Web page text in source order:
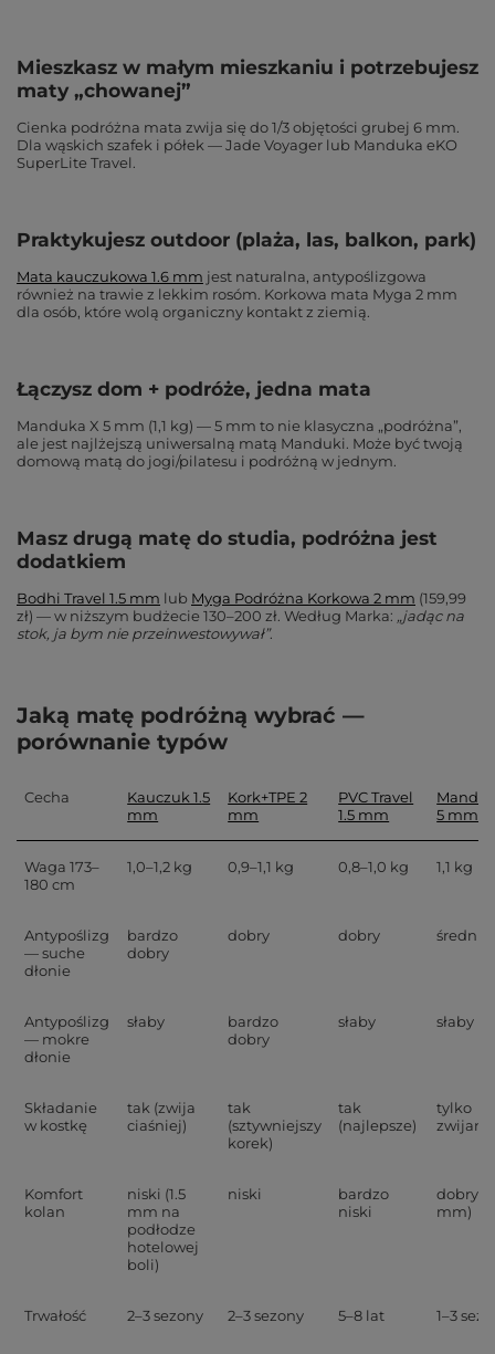
Mieszkasz w małym mieszkaniu i potrzebujesz
maty „chowanej”
Cienka podróżna mata zwija się do 1/3 objętości grubej 6 mm.
Dla wąskich szafek i półek — Jade Voyager lub Manduka eKO
SuperLite Travel.
Praktykujesz outdoor (plaża, las, balkon, park)
Mata kauczukowa 1.6 mm jest naturalna, antypoślizgowa
również na trawie z lekkim rosóm. Korkowa mata Myga 2 mm
dla osób, które wolą organiczny kontakt z ziemią.
Łączysz dom + podróże, jedna mata
Manduka X 5 mm (1,1 kg) — 5 mm to nie klasyczna „podróżna”,
ale jest najlżejszą uniwersalną matą Manduki. Może być twoją
domową matą do jogi/pilatesu i podróżną w jednym.
Masz drugą matę do studia, podróżna jest
dodatkiem
Bodhi Travel 1.5 mm lub Myga Podróżna Korkowa 2 mm (159,99
zł) — w niższym budżecie 130–200 zł. Według Marka:
„jadąc na
stok, ja bym nie przeinwestowywał”.
Jaką matę podróżną wybrać —
porównanie typów
Cecha
Kauczuk 1.5
mm
Kork+TPE 2
mm
PVC Travel
1.5 mm
5 mm
Waga 173–
180 cm
1,0–1,2 kg 0,9–1,1 kg 0,8–1,0 kg 1,1 kg
Antypoślizg
— suche
dłonie
bardzo
dobry
dobry dobry średni
Antypoślizg
— mokre
dłonie
słaby
bardzo
dobry
słaby słaby
Składanie
w kostkę
tak (zwija
ciaśniej)
tak
(sztywniejszy
korek)
tak
(najlepsze)
tylko
Komfort
kolan
niski (1.5
mm na
podłodze
hotelowej
boli)
niski
bardzo
niski
dobry (5
mm)
Trwałość 2–3 sezony 2–3 sezony 5–8 lat 1–3